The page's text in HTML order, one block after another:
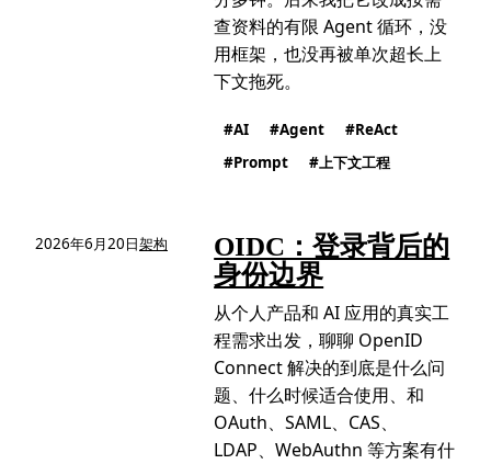
查资料的有限 Agent 循环，没
用框架，也没再被单次超长上
下文拖死。
AI Agent
ReAct
Prompt
上下文工程
2026年6月20日架构
OIDC：登录背后的
身份边界
从个人产品和 AI 应用的真实工
程需求出发，聊聊 OpenID
Connect 解决的到底是什么问
题、什么时候适合使用、和
OAuth、SAML、CAS、
LDAP、WebAuthn 等方案有什